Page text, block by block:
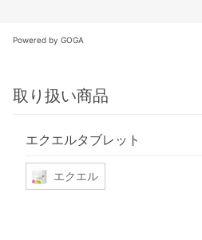
Powered by GOGA
取り扱い商品
エクエルタブレット
エクエル